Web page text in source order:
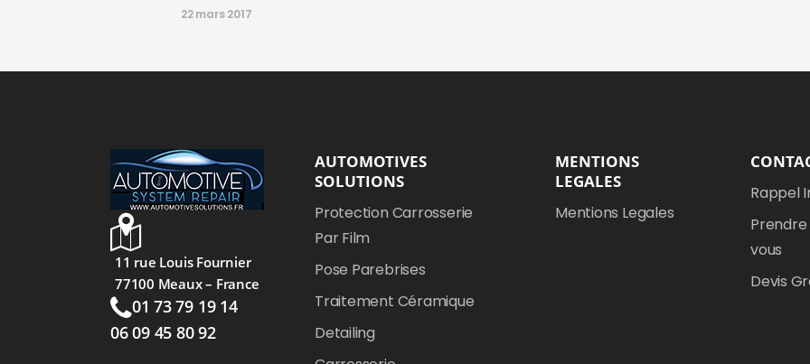
22 mars 2017
11 rue Louis Fournier
77100 Meaux – France
01 73 79 19 14
06 09 45 80 92
AUTOMOTIVES
SOLUTIONS
Protection Carrosserie
Par Film
Pose Parebrises
Traitement Céramique
Detailing
MENTIONS
LEGALES
Mentions Legales
Rappel
vous
Devis